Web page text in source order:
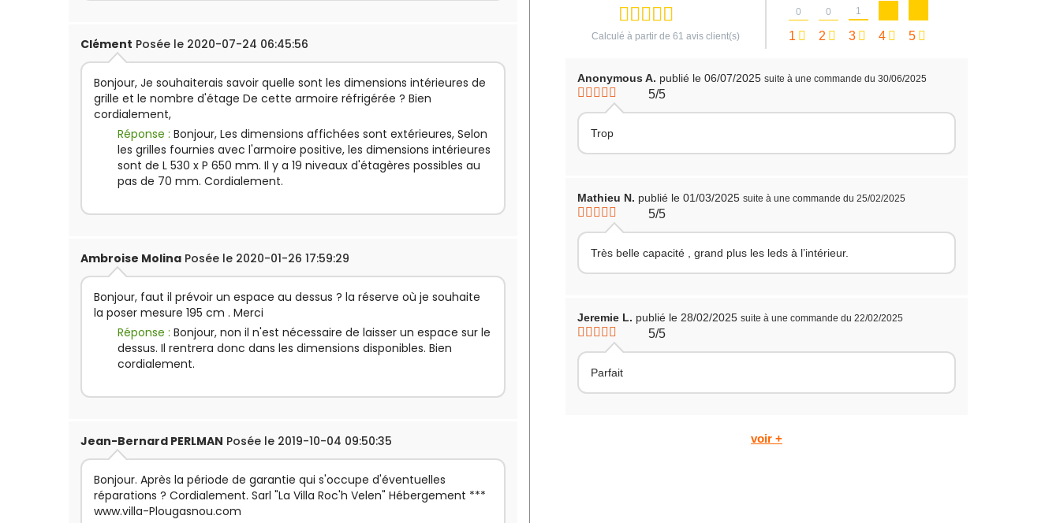
Clément Posée le 2020-07-24 06:45:56
Bonjour, Je souhaiterais savoir quelle sont les dimensions intérieures de
grille et le nombre d'étage De cette armoire réfrigérée ? Bien
cordialement,
Réponse : Bonjour, Les dimensions affichées sont extérieures, Selon
les grilles fournies avec l'armoire positive, les dimensions intérieures
sont de L 530 x P 650 mm. Il y a 19 niveaux d'étagères possibles au
pas de 70 mm. Cordialement.
Ambroise Molina Posée le 2020-01-26 17:59:29
Bonjour, faut il prévoir un espace au dessus ? la réserve où je souhaite
la poser mesure 195 cm . Merci
Réponse : Bonjour, non il n'est nécessaire de laisser un espace sur le
dessus. Il rentrera donc dans les dimensions disponibles. Bien
cordialement.
Jean-Bernard PERLMAN Posée le 2019-10-04 09:50:35
Bonjour. Après la période de garantie qui s'occupe d'éventuelles
réparations ? Cordialement. Sarl "La Villa Roc'h Velen" Hébergement ***
www.villa-Plougasnou.com
Calculé à partir de 61 avis client(s) 1
0
2
0
3
1
4 5
Anonymous A. publié le 06/07/2025 suite à une commande du 30/06/2025
5/5
Trop
Mathieu N. publié le 01/03/2025 suite à une commande du 25/02/2025
5/5
Très belle capacité , grand plus les leds à l’intérieur.
Jeremie L. publié le 28/02/2025 suite à une commande du 22/02/2025
5/5
Parfait
voir +